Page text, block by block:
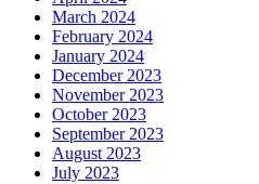
March 2024
February 2024
January 2024
December 2023
November 2023
October 2023
September 2023
August 2023
July 2023